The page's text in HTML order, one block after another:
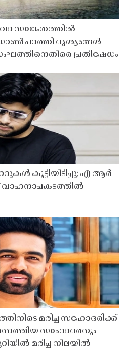
സങ്കേതത്തിൽ
പറത്തി ദൃശ്യങ്ങൾ
പ്രതിഷേധം
കൂട്ടിയിടിച്ചു; എ ആർ
വാഹനാപകടത്തിൽ
മരിച്ച സഹോദരിക്ക്
സഹോദരനും
മരിച്ച നിലയിൽ